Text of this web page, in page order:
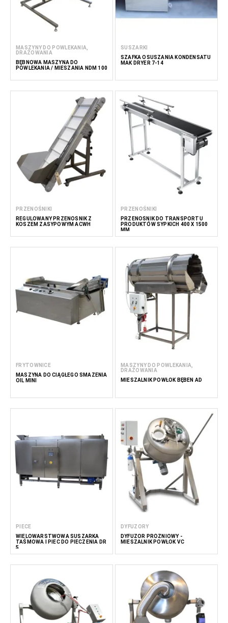
MASZYNY DO POWLEKANIA,
DRAŻOWANIA
BĘBNOWA MASZYNA DO
POWLEKANIA / MIESZANIA NDM 100
SUSZARKI
SZAFKA OSUSZANIA KONDENSATU
MAK DRYER 7-14
PRZENOŚNIKI
REGULOWANY PRZENOŚNIK Z
KOSZEM ZASYPOWYM ACWH
PRZENOŚNIKI
PRZENOŚNIK DO TRANSPORTU
PRODUKTÓW SYPKICH 400 X 1500
MM
FRYTOWNICE
MASZYNA DO CIĄGŁEGO SMAŻENIA
OIL MINI
MASZYNY DO POWLEKANIA,
DRAŻOWANIA
MIESZALNIK POWŁOK BĘBEN AD
PIECE
WIELOWARSTWOWA SUSZARKA
TAŚMOWA I PIEC DO PIECZENIA DR
5
DYFUZORY
DYFUZOR PRÓŻNIOWY -
MIESZALNIK POWŁOK VC